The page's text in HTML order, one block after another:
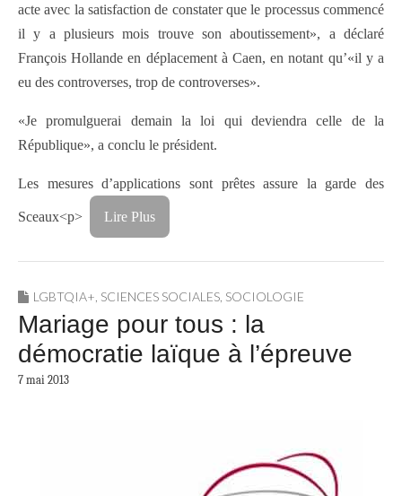
acte avec la satisfaction de constater que le processus commencé
il y a plusieurs mois trouve son aboutissement», a déclaré
François Hollande en déplacement à Caen, en notant qu’«il y a
eu des controverses, trop de controverses».
«Je promulguerai demain la loi qui deviendra celle de la
République», a conclu le président.
Les mesures d’applications sont prêtes assure la garde des
Sceaux<p> Lire Plus
LGBTQIA+ SCIENCES SOCIALES SOCIOLOGIE
Mariage pour tous : la
démocratie laïque à l’épreuve
7 mai 2013